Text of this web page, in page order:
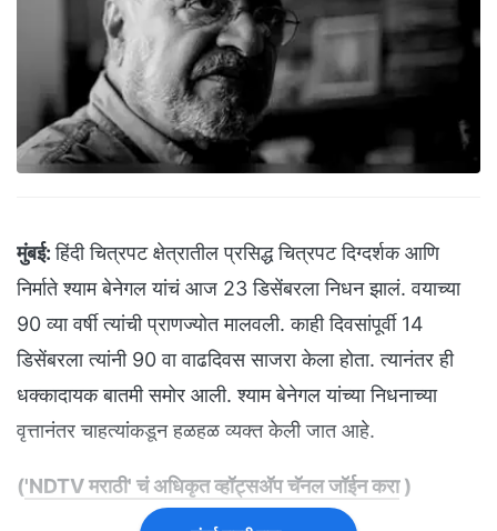
मुंबई: हिंदी चित्रपट क्षेत्रातील प्रसिद्ध चित्रपट दिग्दर्शक आणि
निर्माते श्याम बेनेगल यांचं आज 23 डिसेंबरला निधन झालं. वयाच्या
90 व्या वर्षी त्यांची प्राणज्योत मालवली. काही दिवसांपूर्वी 14
डिसेंबरला त्यांनी 90 वा वाढदिवस साजरा केला होता. त्यानंतर ही
धक्कादायक बातमी समोर आली. श्याम बेनेगल यांच्या निधनाच्या
वृत्तानंतर चाहत्यांकडून हळहळ व्यक्त केली जात आहे.
('NDTV मराठी' चं अधिकृत व्हॉट्सअ‍ॅप चॅनल जॉईन करा)